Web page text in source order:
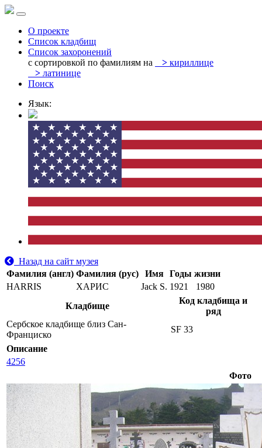
О проекте
Список кладбищ
Список захоронений
с сортировкой по фамилиям на
> кириллице
> латинице
Поиск
Язык:
Назад на сайт музея
Фамилия (англ) Фамилия (рус) Имя
Годы жизни
HARRIS
ХАРИС Jack S. 1921
1980
Кладбище
Код кладбища и
ряд
Сербское кладбище близ Сан-
Франциско
SF 33
Описание
4256
Фото